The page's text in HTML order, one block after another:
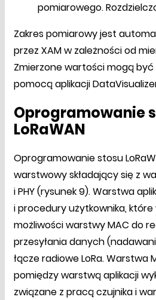
pomiarowego.
Zakres pomiarowy jest
przez XAM w zależności od
Zmierzone wartości mogą
pomocą aplikacji
Oprogramowanie
LoRaWAN
Oprogramowanie stosu
warstwowy składający się z
i PHY (rysunek 9). Warstwa
i procedury użytkownika,
możliwości warstwy MAC do
przesyłania danych
łącze radiowe LoRa. Warstwa
pomiędzy warstwą aplikacji
związane z pracą czujnika i